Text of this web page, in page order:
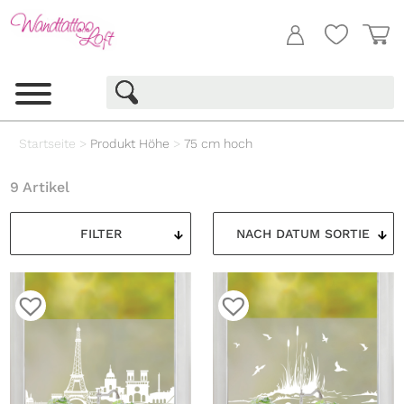
Startseite > Produkt Höhe >75 cm hoch
FILTER
9 Artikel